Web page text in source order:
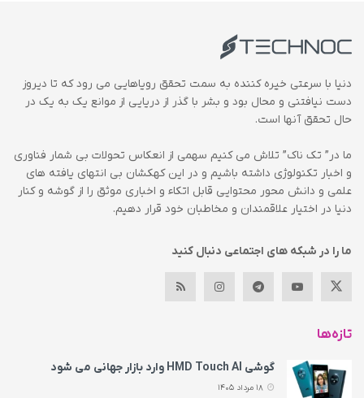
دنیا با سرعتی خیره کننده به سمت تحقق رویاهایی می رود که تا دیروز
دست نیافتنی و محال بود و بشر با گذر از دریایی از موانع یک به یک در
حال تحقق آنها است.
ما در” تک ناک” تلاش می کنیم سهمی از انعکاس تحولات بی شمار فناوری
و اخبار تکنولوژی داشته باشیم و در این کهکشان بی انتهای یافته های
علمی و دانش محور محتوایی قابل اتکاء و اخباری موثق را از گوشه و کنار
دنیا در اختیار علاقمندان و مخاطبان خود قرار دهیم.
ما را در شبکه های اجتماعی دنبال کنید
تازه‌ها
گوشی HMD Touch AI وارد بازار جهانی می‌ شود